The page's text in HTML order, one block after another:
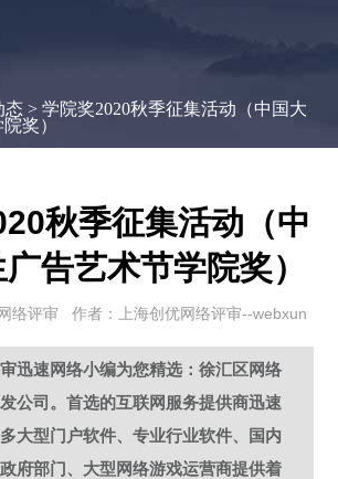
态> 学院奖2020秋季征集活动（中国大
奖）
秋季征集活动（中
告艺术节学院奖）
络评审 作者：上海创优网络评审--webxun
审迅速网络小编为您精选：徐汇区网络
公司。首选的互联网服务提供商迅速
大型门户软件、专业行业软件、国内
府部门、大型网络游戏运营商提供着